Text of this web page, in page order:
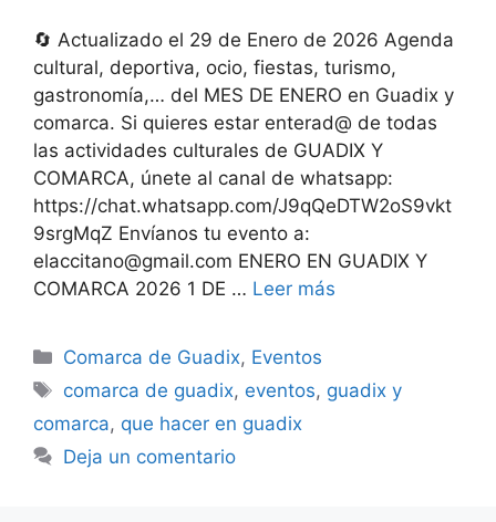
🔄 Actualizado el 29 de Enero de 2026 Agenda
cultural, deportiva, ocio, fiestas, turismo,
gastronomía,… del MES DE ENERO en Guadix y
comarca. Si quieres estar enterad@ de todas
las actividades culturales de GUADIX Y
COMARCA, únete al canal de whatsapp:
https://chat.whatsapp.com/J9qQeDTW2oS9vkt
9srgMqZ Envíanos tu evento a:
elaccitano@gmail.com ENERO EN GUADIX Y
COMARCA 2026 1 DE … Leer más
Categorías
Comarca de Guadix, Eventos
Etiquetas
comarca de guadix, eventos, guadix y
comarca, que hacer en guadix
Deja un comentario